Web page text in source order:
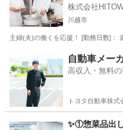
株式会社
川越市
主婦(夫)の働くを応援！ [勤務日数]：
その他
自動車メー
高収入・無料
トヨタ自動車株式
✨①惣菜品出